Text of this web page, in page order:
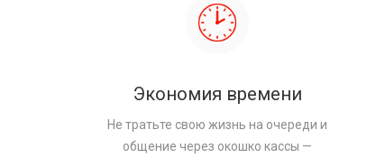
Экономия времени
Не тратьте свою жизнь на очереди и
общение через окошко кассы —